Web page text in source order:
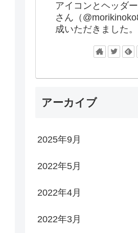
アイコンとヘッダ
さん（
成いただきました。
アーカイブ
2025年9月
2022年5月
2022年4月
2022年3月